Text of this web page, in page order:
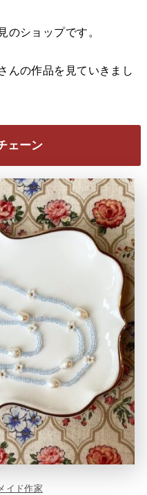
のショップです。
んの作品を見ていきまし
ェーン
イド作家